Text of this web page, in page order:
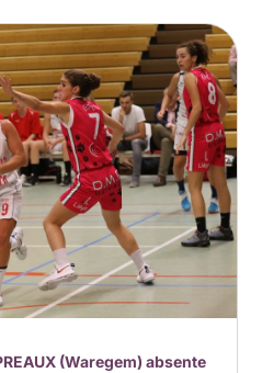
(Waregem) absente